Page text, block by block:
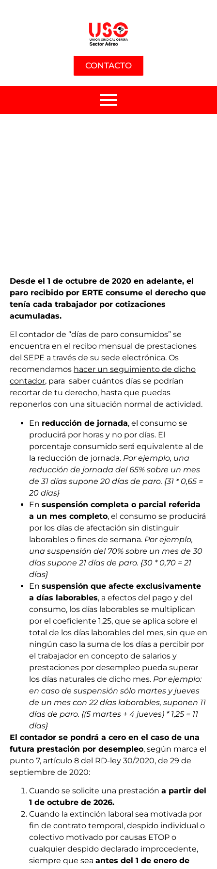
CONTACTO
Desde el 1 de octubre de 2020 en adelante, el
paro recibido por ERTE consume el derecho que
tenía cada trabajador por cotizaciones
acumuladas.
El contador de “días de paro consumidos” se
encuentra en el recibo mensual de prestaciones
del SEPE a través de su sede electrónica. Os
recomendamos hacer un seguimiento de dicho
contador, para saber cuántos días se podrían
recortar de tu derecho, hasta que puedas
reponerlos con una situación normal de actividad.
En reducción de jornada, el consumo se
producirá por horas y no por días. El
porcentaje consumido será equivalente al de
la reducción de jornada. Por ejemplo, una
reducción de jornada del 65% sobre un mes
de 31 días supone 20 días de paro. {31 * 0,65 =
20 días}
En suspensión completa o parcial referida
a un mes completo, el consumo se producirá
por los días de afectación sin distinguir
laborables o fines de semana. Por ejemplo,
una suspensión del 70% sobre un mes de 30
días supone 21 días de paro. {30 * 0,70 = 21
días}
En suspensión que afecte exclusivamente
a días laborables, a efectos del pago y del
consumo, los días laborables se multiplican
por el coeficiente 1,25, que se aplica sobre el
total de los días laborables del mes, sin que en
ningún caso la suma de los días a percibir por
el trabajador en concepto de salarios y
prestaciones por desempleo pueda superar
los días naturales de dicho mes. Por ejemplo:
en caso de suspensión sólo martes y jueves
de un mes con 22 días laborables, suponen 11
días de paro. {(5 martes + 4 jueves) * 1,25 = 11
días}
El contador se pondrá a cero en el caso de una
futura prestación por desempleo, según marca el
punto 7, artículo 8 del RD-ley 30/2020, de 29 de
septiembre de 2020:
Cuando se solicite una prestación a partir del
1 de octubre de 2026.
Cuando la extinción laboral sea motivada por
fin de contrato temporal, despido individual o
colectivo motivado por causas ETOP o
cualquier despido declarado improcedente,
siempre que sea antes del 1 de enero de